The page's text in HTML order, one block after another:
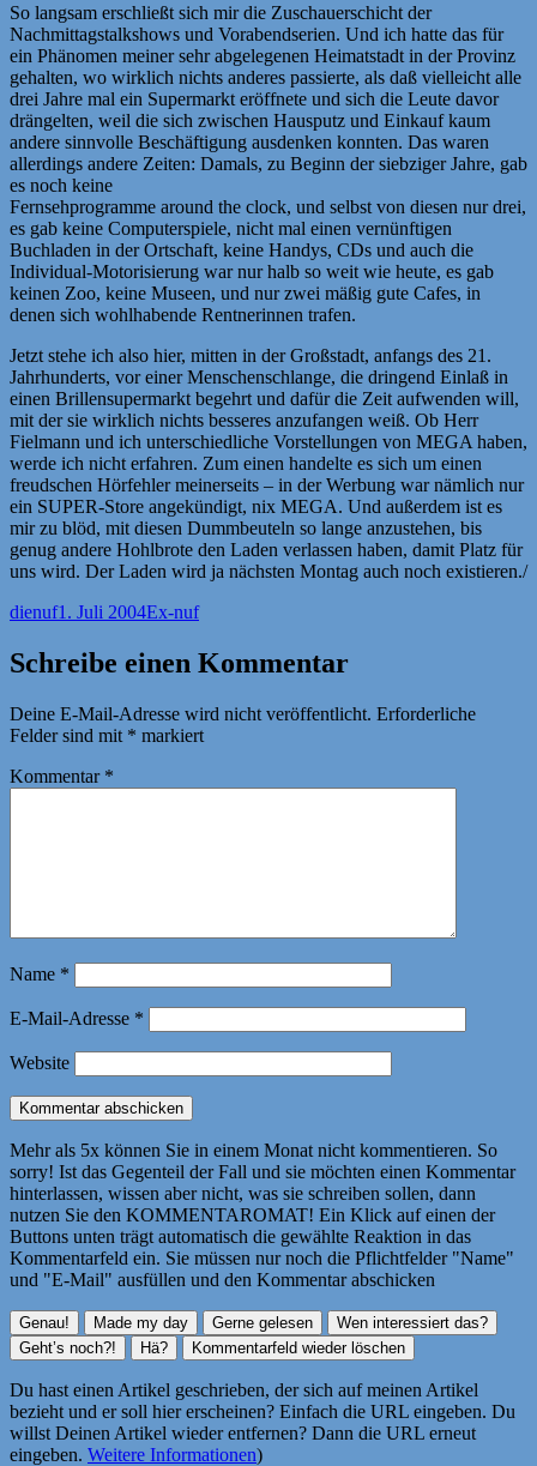
So langsam erschließt sich mir die Zuschauerschicht der
Nachmittagstalkshows und Vorabendserien. Und ich hatte das für
ein Phänomen meiner sehr abgelegenen Heimatstadt in der Provinz
gehalten, wo wirklich nichts anderes passierte, als daß vielleicht alle
drei Jahre mal ein Supermarkt eröffnete und sich die Leute davor
drängelten, weil die sich zwischen Hausputz und Einkauf kaum
andere sinnvolle Beschäftigung ausdenken konnten. Das waren
allerdings andere Zeiten: Damals, zu Beginn der siebziger Jahre, gab
es noch keine
Fernsehprogramme around the clock, und selbst von diesen nur drei,
es gab keine Computerspiele, nicht mal einen vernünftigen
Buchladen in der Ortschaft, keine Handys, CDs und auch die
Individual-Motorisierung war nur halb so weit wie heute, es gab
keinen Zoo, keine Museen, und nur zwei mäßig gute Cafes, in
denen sich wohlhabende Rentnerinnen trafen.
Jetzt stehe ich also hier, mitten in der Großstadt, anfangs des 21.
Jahrhunderts, vor einer Menschenschlange, die dringend Einlaß in
einen Brillensupermarkt begehrt und dafür die Zeit aufwenden will,
mit der sie wirklich nichts besseres anzufangen weiß. Ob Herr
Fielmann und ich unterschiedliche Vorstellungen von MEGA haben,
werde ich nicht erfahren. Zum einen handelte es sich um einen
freudschen Hörfehler meinerseits – in der Werbung war nämlich nur
ein SUPER-Store angekündigt, nix MEGA. Und außerdem ist es
mir zu blöd, mit diesen Dummbeuteln so lange anzustehen, bis
genug andere Hohlbrote den Laden verlassen haben, damit Platz für
uns wird. Der Laden wird ja nächsten Montag auch noch existieren./
Autor
dienufVeröffentlicht
1. Juli 2004Kategorien
Ex-nuf
Schreibe einen Kommentar
Deine E-Mail-Adresse wird nicht veröffentlicht. Erforderliche
Felder sind mit * markiert
Kommentar *
Name *
E-Mail-Adresse *
Website
Mehr als 5x können Sie in einem Monat nicht kommentieren. So
sorry! Ist das Gegenteil der Fall und sie möchten einen Kommentar
hinterlassen, wissen aber nicht, was sie schreiben sollen, dann
nutzen Sie den KOMMENTAROMAT! Ein Klick auf einen der
Buttons unten trägt automatisch die gewählte Reaktion in das
Kommentarfeld ein. Sie müssen nur noch die Pflichtfelder "Name"
und "E-Mail" ausfüllen und den Kommentar abschicken
Du hast einen Artikel geschrieben, der sich auf meinen Artikel
bezieht und er soll hier erscheinen? Einfach die URL eingeben. Du
willst Deinen Artikel wieder entfernen? Dann die URL erneut
eingeben. Weitere Informationen)